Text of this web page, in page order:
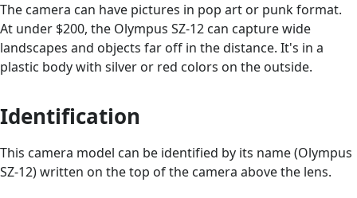
The camera can have pictures in pop art or punk format.
At under $200, the Olympus SZ-12 can capture wide
landscapes and objects far off in the distance. It's in a
plastic body with silver or red colors on the outside.
Identification
This camera model can be identified by its name (Olympus
SZ-12) written on the top of the camera above the lens.